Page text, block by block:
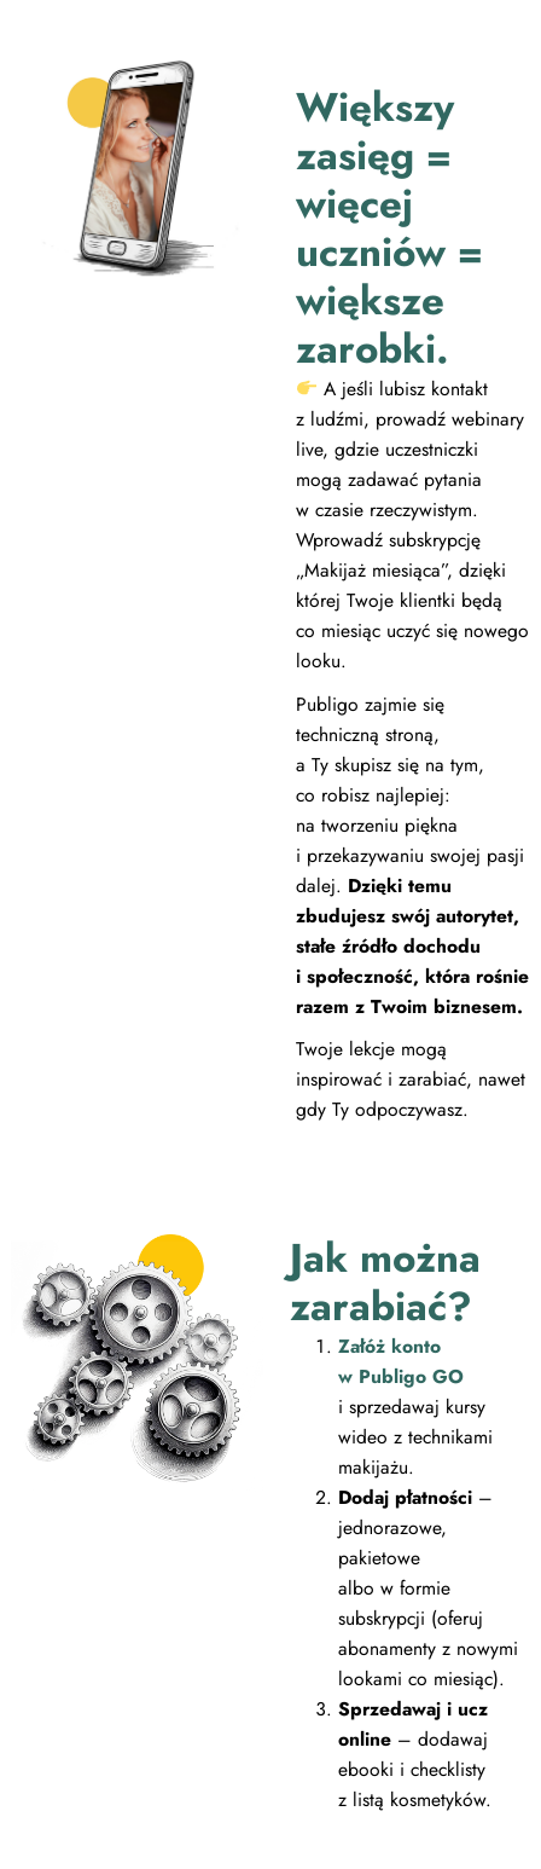
Większy
zasięg =
więcej
uczniów =
większe
zarobki.
A jeśli lubisz kontakt
z ludźmi, prowadź webinary
live, gdzie uczestniczki
mogą zadawać pytania
w czasie rzeczywistym.
Wprowadź subskrypcję
„Makijaż miesiąca”, dzięki
której Twoje klientki będą
co miesiąc uczyć się nowego
looku.
Publigo zajmie się
techniczną stroną,
a Ty skupisz się na tym,
co robisz najlepiej:
na tworzeniu piękna
i przekazywaniu swojej pasji
dalej. Dzięki temu
zbudujesz swój autorytet,
stałe źródło dochodu
i społeczność, która rośnie
razem z Twoim biznesem.
Twoje lekcje mogą
inspirować i zarabiać, nawet
gdy Ty odpoczywasz.
Jak można
zarabiać?
Załóż konto
w Publigo GO
i sprzedawaj kursy
wideo z technikami
makijażu.
Dodaj płatności–
jednorazowe,
pakietowe
albo w formie
subskrypcji (oferuj
abonamenty z nowymi
lookami co miesiąc).
Sprzedawaj i ucz
online– dodawaj
ebooki i checklisty
z listą kosmetyków.